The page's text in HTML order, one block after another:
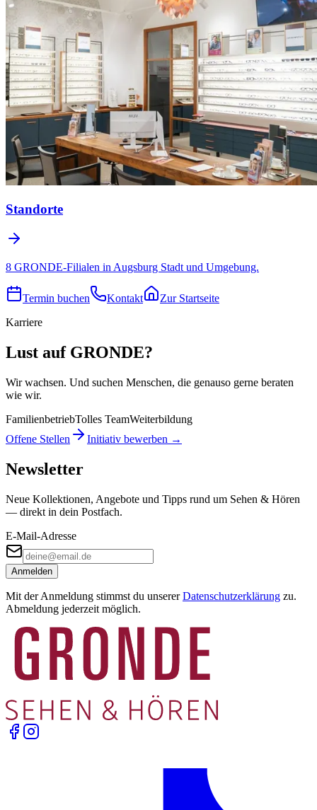
Standorte
8 GRONDE-Filialen in Augsburg Stadt und Umgebung.
Termin buchen Kontakt
Zur Startseite
Karriere
Lust auf GRONDE?
Wir wachsen. Und suchen Menschen, die genauso gerne beraten
wie wir.
FamilienbetriebTolles TeamWeiterbildung
Offene Stellen
Initiativ bewerben →
Newsletter
Neue Kollektionen, Angebote und Tipps rund um Sehen & Hören
— direkt in dein Postfach.
E-Mail-Adresse
Anmelden
Mit der Anmeldung stimmst du unserer Datenschutzerklärung zu.
Abmeldung jederzeit möglich.